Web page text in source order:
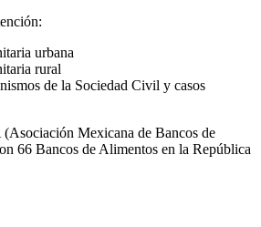
urbana
rural
de la Sociedad Civil y casos
Mexicana de Bancos de
66 Bancos de Alimentos en la República